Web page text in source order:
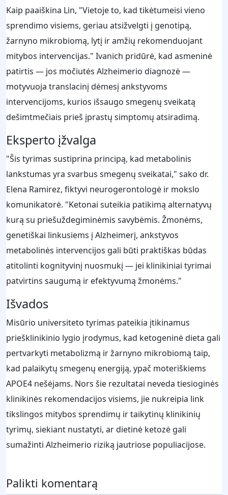
Kaip paaiškina Lin, "Vietoje to, kad tikėtumeisi vieno
sprendimo visiems, geriau atsižvelgti į genotipą,
žarnyno mikrobiomą, lytį ir amžių rekomenduojant
mitybos intervencijas." Ivanich pridūrė, kad asmeninė
patirtis — jos močiutės Alzheimerio diagnozė —
motyvuoja translacinį dėmesį ankstyvoms
intervencijoms, kurios išsaugo smegenų sveikatą
dešimtmečiais prieš įprastų simptomų atsiradimą.
Eksperto įžvalga
"Šis tyrimas sustiprina principą, kad metabolinis
lankstumas yra svarbus smegenų sveikatai," sako dr.
Elena Ramirez, fiktyvi neurogerontologė ir mokslo
komunikatorė. "Ketonai suteikia patikimą alternatyvų
kurą su priešuždegiminėmis savybėmis. Žmonėms,
genetiškai linkusiems į Alzheimerį, ankstyvos
metabolinės intervencijos gali būti praktiškas būdas
atitolinti kognityvinį nuosmukį — jei klinikiniai tyrimai
patvirtins saugumą ir efektyvumą žmonėms."
Išvados
Misūrio universiteto tyrimas pateikia įtikinamus
priešklinikinio lygio įrodymus, kad ketogeninė dieta gali
pertvarkyti metabolizmą ir žarnyno mikrobiomą taip,
kad palaikytų smegenų energiją, ypač moteriškiems
APOE4 nešėjams. Nors šie rezultatai neveda tiesioginės
klinikinės rekomendacijos visiems, jie nukreipia link
tikslingos mitybos sprendimų ir taikytinų klinikinių
tyrimų, siekiant nustatyti, ar dietinė ketozė gali
sumažinti Alzheimerio riziką jautriose populiacijose.
Palikti komentarą